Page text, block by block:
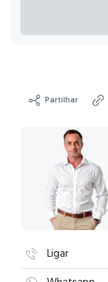
Partilhar
Ligar